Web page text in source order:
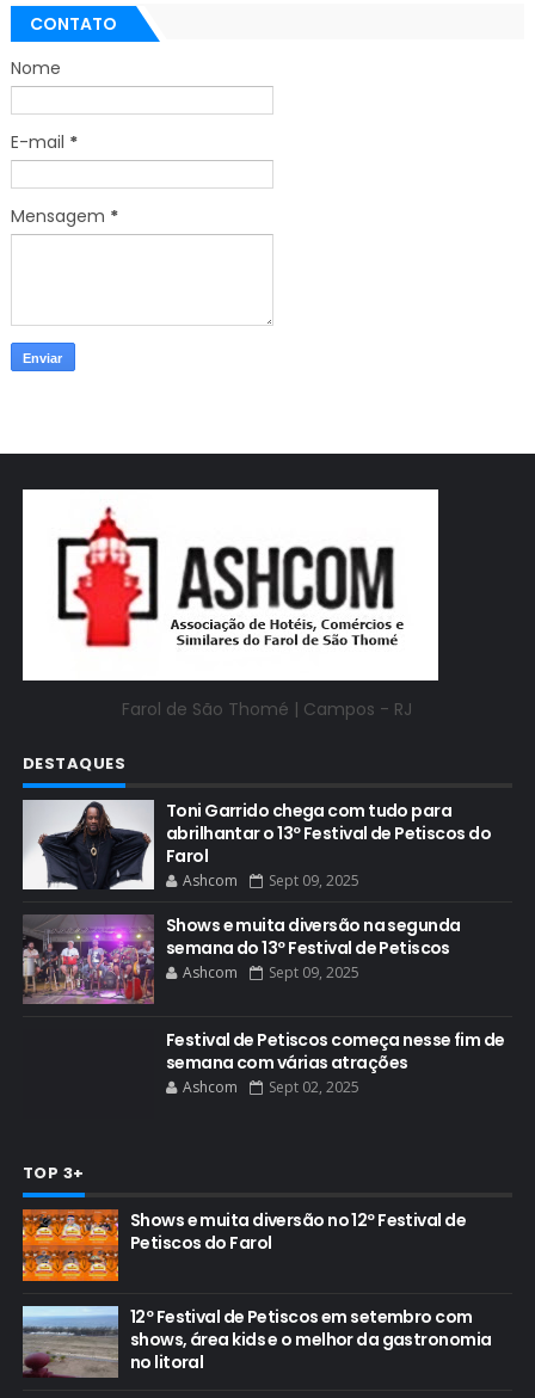
CONTATO
Nome
E-mail *
Mensagem *
Farol de São Thomé | Campos - RJ
DESTAQUES
Toni Garrido chega com tudo para
abrilhantar o 13º Festival de Petiscos do
Farol
Ashcom Sept 09, 2025
Shows e muita diversão na segunda
semana do 13º Festival de Petiscos
Ashcom Sept 09, 2025
Festival de Petiscos começa nesse fim de
semana com várias atrações
Ashcom Sept 02, 2025
TOP 3+
Shows e muita diversão no 12º Festival de
Petiscos do Farol
12º Festival de Petiscos em setembro com
shows, área kids e o melhor da gastronomia
no litoral